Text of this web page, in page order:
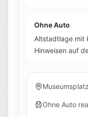
Ohne Auto
Altstadtlage mit
Hinweisen auf
Ohne Auto